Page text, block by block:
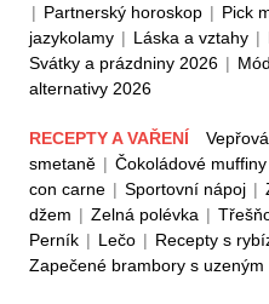
| Partnerský horoskop | Pick
jazykolamy | Láska a vztahy |
Svátky a prázdniny 2026 |
alternativy 2026
RECEPTY A VAŘENÍ
smetaně | Čokoládové muffiny
con carne | Sportovní nápoj |
džem | Zelná polévka |
Perník | Lečo | Recepty s
Zapečené brambory s uzeným